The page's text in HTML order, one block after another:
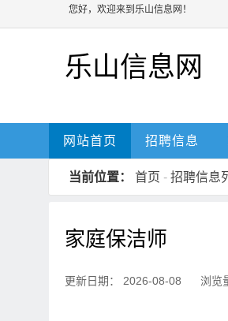
您好，欢迎来到乐山信息网！
乐山信息网
网站首页 招聘信息
当前位置： 首页 - 招聘信息
家庭保洁师
更新日期： 2026-08-08 浏览